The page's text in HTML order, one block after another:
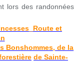
lors des randonnées
et
Bonshommes, de la
de Sainte-